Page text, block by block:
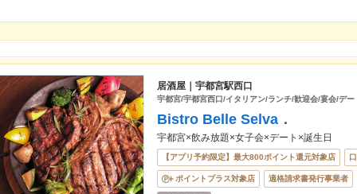
居酒屋｜宇都宮駅西口
宇都宮/宇都宮西口/イタリアン/ランチ/歓迎会/宴会/デ
Bistro Belle Selva．
宇都宮×飲み放題×女子会×デート×誕生日
【アプリ予約限定】最大800ポイント還元対象店
ポイントプラス対象店 適格請求書発行事業者